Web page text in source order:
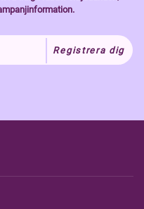
Registrera dig